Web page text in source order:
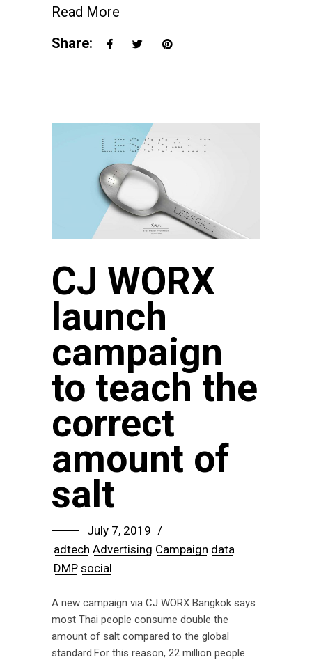
Read More
Share:
CJ WORX
launch
campaign
to teach the
correct
amount of
salt
July 7, 2019
adtech Advertising Campaign data
DMP social
A new campaign via CJ WORX Bangkok says
most Thai people consume double the
amount of salt compared to the global
standard.For this reason, 22 million people